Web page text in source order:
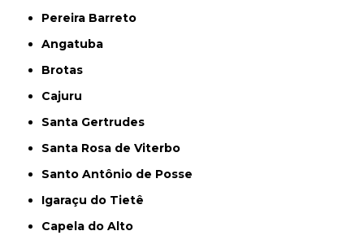
Pereira Barreto
Angatuba
Brotas
Cajuru
Santa Gertrudes
Santa Rosa de Viterbo
Santo Antônio de Posse
Igaraçu do Tietê
Capela do Alto